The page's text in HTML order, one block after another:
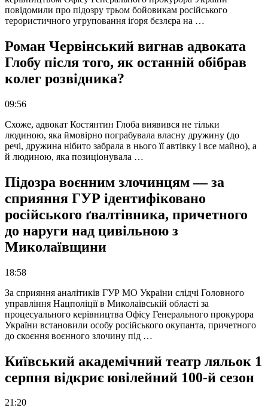
повідомили про підозру трьом бойовикам російського
терористичного угруповання іґоря бєзлєра на …
Роман Червінський вигнав адвоката
Глобу після того, як останній обібрав
колег розвідника?
09:56
Схоже, адвокат Костянтин Глоба виявився не тільки
людиною, яка ймовірно пограбувала власну дружину (до
речі, дружина нібито забрала в нього її автівку і все майно), а
й людиною, яка позиціонувала …
Підозра воєнним злочинцям — за
сприяння ГУР ідентифіковано
російського ґвалтівника, причетного
до наруги над цивільною з
Миколаївщини
18:58
За сприяння аналітиків ГУР МО України слідчі Головного
управління Нацполіції в Миколаївській області за
процесуального керівництва Офісу Генерального прокурора
України встановили особу російського окупанта, причетного
до скоєння воєнного злочину під …
Київський академічний театр ляльок 1
серпня відкриє ювілейний 100-й сезон
21:20